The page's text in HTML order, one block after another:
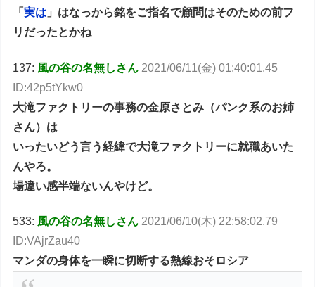
「実は 」はなっから銘をご指名で顧問はそのための前フ
リだったとかね
137: 風の谷の名無しさん 2021/06/11(金) 01:40:01.45
ID:42p5tYkw0
大滝ファクトリーの事務の金原さとみ（パンク系のお姉
さん）は
いったいどう言う経緯で大滝ファクトリーに就職あいた
んやろ。
場違い感半端ないんやけど。
533: 風の谷の名無しさん 2021/06/10(木) 22:58:02.79
ID:VAjrZau40
マンダの身体を一瞬に切断する熱線おそロシア